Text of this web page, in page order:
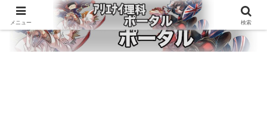
メニュー 検索